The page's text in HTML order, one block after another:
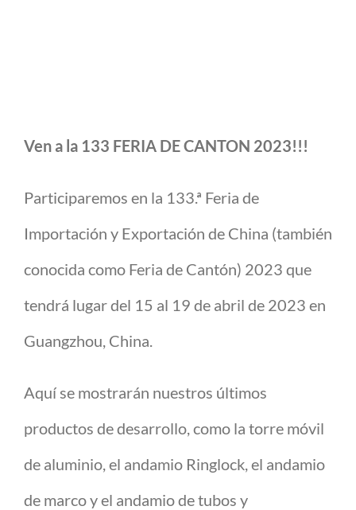
Ven a la 133 FERIA DE CANTON 2023!!!
Participaremos en la 133.ª Feria de
Importación y Exportación de China (también
conocida como Feria de Cantón) 2023 que
tendrá lugar del 15 al 19 de abril de 2023 en
Guangzhou, China.
Aquí se mostrarán nuestros últimos
productos de desarrollo, como la torre móvil
de aluminio, el andamio Ringlock, el andamio
de marco y el andamio de tubos y